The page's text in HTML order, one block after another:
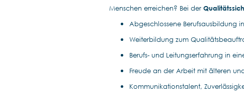
Menschen erreichen? Bei der
Abgeschlossene Berufsausbildung
Weiterbildung zum
Berufs- und Leitungserfahrung in
Freude an der Arbeit mit älteren
Kommunikationstalent,